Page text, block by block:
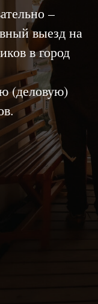
–
выезд на
в город
(деловую)